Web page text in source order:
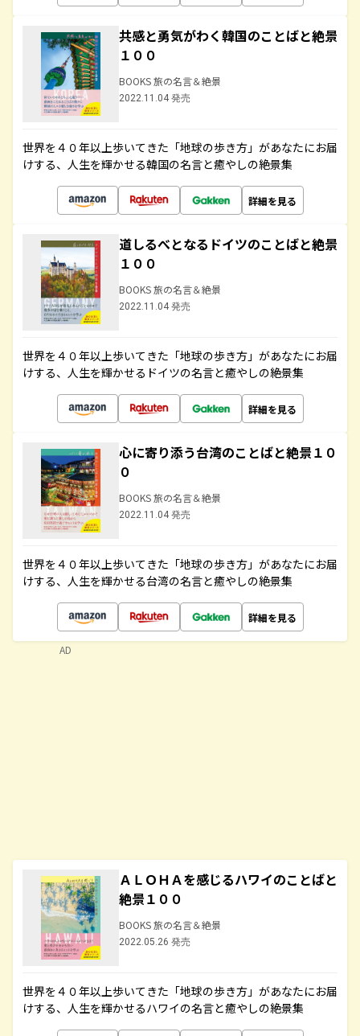
共感と勇気がわく韓国のことばと絶景
１００
BOOKS 旅の名言＆絶景
2022.11.04 発売
世界を４０年以上歩いてきた「地球の歩き方」があなたにお届
けする、人生を輝かせる韓国の名言と癒やしの絶景集
詳細を見る
道しるべとなるドイツのことばと絶景
１００
BOOKS 旅の名言＆絶景
2022.11.04 発売
世界を４０年以上歩いてきた「地球の歩き方」があなたにお届
けする、人生を輝かせるドイツの名言と癒やしの絶景集
詳細を見る
心に寄り添う台湾のことばと絶景１０
０
BOOKS 旅の名言＆絶景
2022.11.04 発売
世界を４０年以上歩いてきた「地球の歩き方」があなたにお届
けする、人生を輝かせる台湾の名言と癒やしの絶景集
詳細を見る
ＡＬＯＨＡを感じるハワイのことばと
絶景１００
BOOKS 旅の名言＆絶景
2022.05.26 発売
世界を４０年以上歩いてきた「地球の歩き方」があなたにお届
けする、人生を輝かせるハワイの名言と癒やしの絶景集
AD